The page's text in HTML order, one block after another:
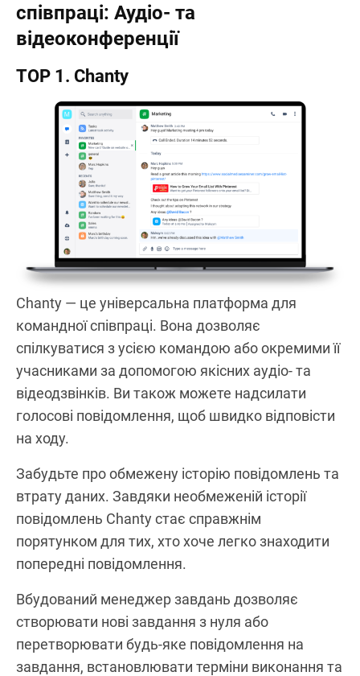
співпраці: Аудіо- та
відеоконференції
TOP 1. Chanty
Chanty — це універсальна платформа для
командної співпраці. Вона дозволяє
спілкуватися з усією командою або окремими її
учасниками за допомогою якісних аудіо- та
відеодзвінків. Ви також можете надсилати
голосові повідомлення, щоб швидко відповісти
на ходу.
Забудьте про обмежену історію повідомлень та
втрату даних. Завдяки необмеженій історії
повідомлень Chanty стає справжнім
порятунком для тих, хто хоче легко знаходити
попередні повідомлення.
Вбудований менеджер завдань дозволяє
створювати нові завдання з нуля або
перетворювати будь-яке повідомлення на
завдання, встановлювати терміни виконання та